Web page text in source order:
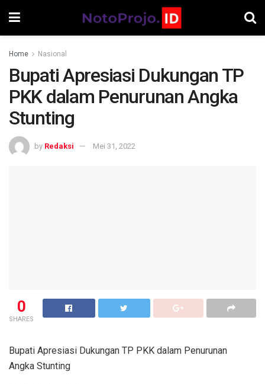
Home Nasional
Bupati Apresiasi Dukungan TP
PKK dalam Penurunan Angka
Stunting
by Redaksi Mei 31, 2022
0
SHARES
Bupati Apresiasi Dukungan TP PKK dalam Penurunan
Angka Stunting